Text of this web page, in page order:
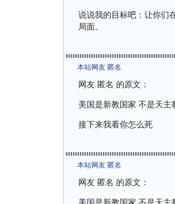
说说我的目标吧：让你们
局面。
本站网友 匿名
网友 匿名 的原文：
美国是新教国家 不是天
接下来我看你怎么死
本站网友 匿名
网友 匿名 的原文：